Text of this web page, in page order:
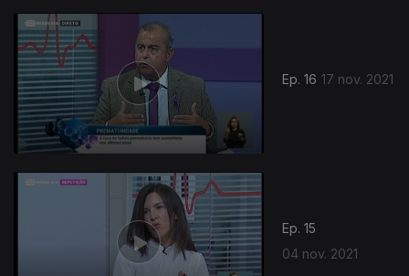
Ep. 16 17 nov. 2021
Ep. 15
04 nov. 2021